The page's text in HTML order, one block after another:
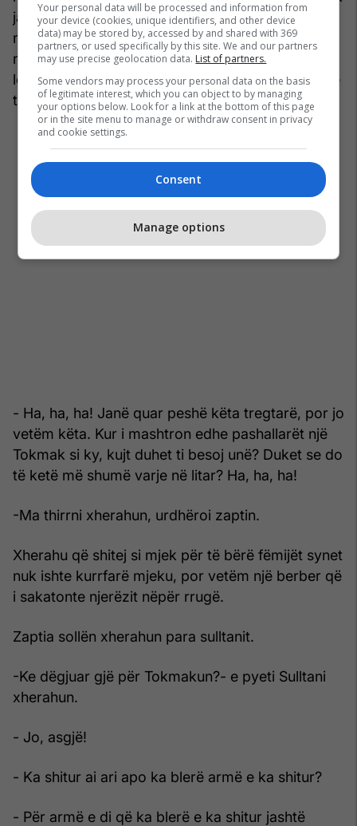
ja ka dalë të mashtrojë një perandori. Ka
mashtruar ai edhe pashallarë e oficer, çaush e
nizam, pa dallim. Ai ka mashtruar edhe njerëz të
leckosur, pa pikë rahmeti, fliste vet me veti me zë
të lartë Sulltani.
- Ha, ha, ha! Janë quar peshë këta tregtarë, por jo
vetëm këta. Kur i mashtron edhe pashallarët një
Tokmak si ky, kujt duhet ti besoj unë? Duket se do
të ketë më shumë varje në litar? Ha, ha, ha!
-Ma thirrni xherahun, urdhëroi zaptin.
Xherahu që shitej si mjek për të bërë fëmijët synet
nuk ishte kurrfarë mjeku, por vetëm një berber që
i sakatonte njerëzit nëpër rrugë.
Zaptia sollën xherahun para sulltanit.
-Ke dëgjuar gjë për Tokmakun?- e pyeti Sulltani
xherahun.
- Jo, asgjë!
- Ka shitur ai ari apo ka blerë armë e ka shitur?
- Për armë e di që ka blerë e ka shitur jashtë
Your personal data will be processed and information from
your device (cookies, unique identifiers, and other device
data) may be stored by, accessed by and shared with 369
partners, or used specifically by this site. We and our partners
may use precise geolocation data. List of partners.
Some vendors may process your personal data on the basis
of legitimate interest, which you can object to by managing
your options below. Look for a link at the bottom of this page
or in the site menu to manage or withdraw consent in privacy
and cookie settings.
Consent
Manage options